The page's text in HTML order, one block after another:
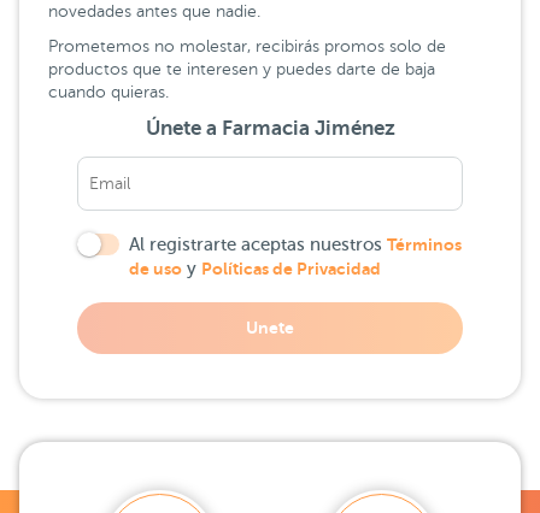
novedades antes que nadie.
Prometemos no molestar, recibirás promos solo de
productos que te interesen y puedes darte de baja
cuando quieras.
Únete a Farmacia Jiménez
Al registrarte aceptas nuestros Términos
de uso y Políticas de Privacidad
Unete